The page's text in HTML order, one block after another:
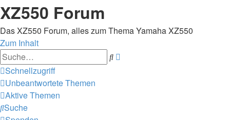
XZ550 Forum
Das XZ550 Forum, alles zum Thema Yamaha XZ550
Zum Inhalt
Suche
Schnellzugriff
Unbeantwortete Themen
Aktive Themen
Suche